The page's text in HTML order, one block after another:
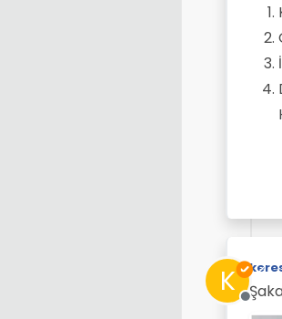
K